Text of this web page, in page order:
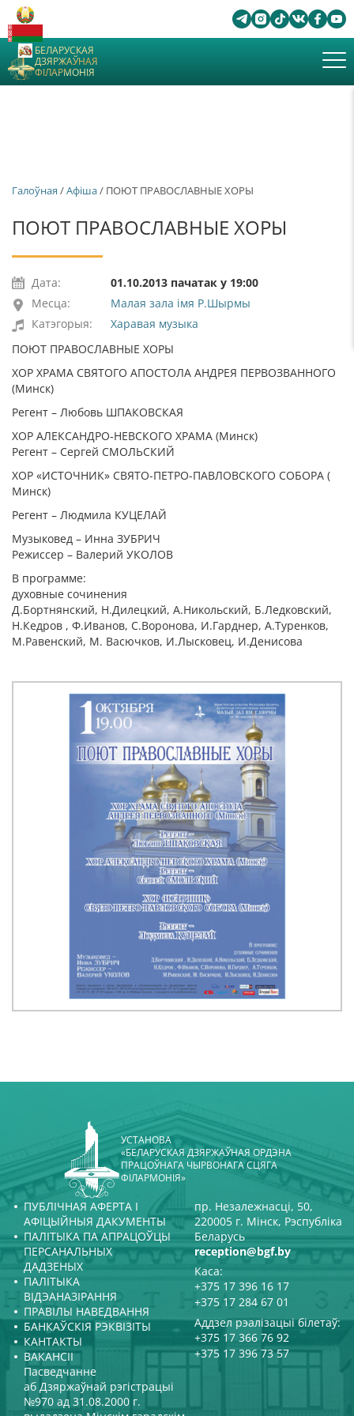
БЕЛАРУСКАЯ
ДЗЯРЖАЎНАЯ
ФІЛАРМОНІЯ
Галоўная /Афiша/ ПОЮТ ПРАВОСЛАВНЫЕ ХОРЫ
ПОЮТ ПРАВОСЛАВНЫЕ ХОРЫ
Дата:
01.10.2013 пачатак у 19:00
Месца:
Малая зала імя Р.Шырмы
Катэгорыя:
Харавая музыка
ПОЮТ ПРАВОСЛАВНЫЕ ХОРЫ
ХОР ХРАМА СВЯТОГО АПОСТОЛА АНДРЕЯ ПЕРВОЗВАННОГО
(Минск)
Регент – Любовь ШПАКОВСКАЯ
ХОР АЛЕКСАНДРО-НЕВСКОГО ХРАМА (Минск)
Регент – Сергей СМОЛЬСКИЙ
ХОР «ИСТОЧНИК» СВЯТО-ПЕТРО-ПАВЛОВСКОГО СОБОРА (
Минск)
Регент – Людмила КУЦЕЛАЙ
Музыковед – Инна ЗУБРИЧ
Режиссер – Валерий УКОЛОВ
В программе:
духовные сочинения
Д.Бортнянский, Н.Дилецкий, А.Никольский, Б.Ледковский,
Н.Кедров , Ф.Иванов, С.Воронова, И.Гарднер, А.Туренков,
М.Равенский, М. Васючков, И.Лысковец, И.Денисова
УСТАНОВА
«БЕЛАРУСКАЯ ДЗЯРЖАЎНАЯ ОРДЭНА
ПРАЦОЎНАГА ЧЫРВОНАГА СЦЯГА
ФІЛАРМОНІЯ»
ПУБЛІЧНАЯ АФЕРТА І
АФІЦЫЙНЫЯ ДАКУМЕНТЫ
ПАЛІТЫКА ПА АПРАЦОЎЦЫ
ПЕРСАНАЛЬНЫХ
ДАДЗЕНЫХ
ПАЛІТЫКА
ВІДЭАНАЗІРАННЯ
ПРАВІЛЫ НАВЕДВАННЯ
БАНКАЎСКІЯ РЭКВІЗІТЫ
КАНТАКТЫ
ВАКАНСІІ
пр. Незалежнасці, 50,
220005 г. Мінск, Рэспубліка
Беларусь
reception@bgf.by
Каса:
+375 17 396 16 17
+375 17 284 67 01
Аддзел рэалізацыі білетаў:
+375 17 366 76 92
+375 17 396 73 57
Пасведчанне
аб Дзяржаўнай рэгістрацыі
№970 ад 31.08.2000 г.